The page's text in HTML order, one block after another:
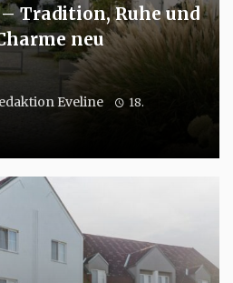
Tradition, Ruhe und
neu
Eveline
18.